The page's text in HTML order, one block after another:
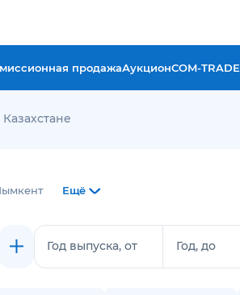
продажаАукционCOM-TRADE
Ещё
Год выпуска, от Год, до